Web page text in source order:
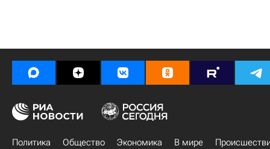
Политика Общество Экономика В мире